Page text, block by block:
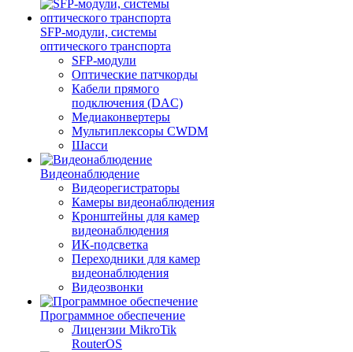
SFP-модули, системы
оптического транспорта
SFP-модули
Оптические патчкорды
Кабели прямого
подключения (DAC)
Медиаконвертеры
Мультиплексоры CWDM
Шасси
Видеонаблюдение
Видеорегистраторы
Камеры видеонаблюдения
Кронштейны для камер
видеонаблюдения
ИК-подсветка
Переходники для камер
видеонаблюдения
Видеозвонки
Программное обеспечение
Лицензии MikroTik
RouterOS